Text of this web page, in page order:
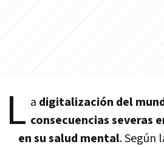
L a digitalización del
consecuencias severas
en su salud mental. Según